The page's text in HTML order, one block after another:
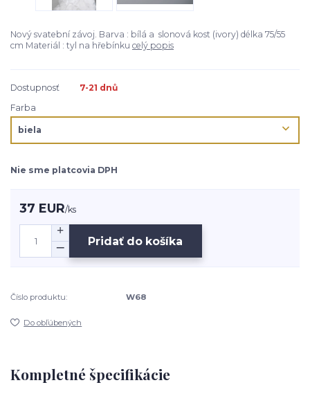
Nový svatební závoj. Barva : bílá a slonová kost (ivory) délka 75/55
cm Materiál : tyl na hřebínku celý popis
Dostupnosť
7-21 dnů
Farba
Nie sme platcovia DPH
37 EUR/ks
Pridať do košíka
Číslo produktu: W68
Do obľúbených
Kompletné špecifikácie